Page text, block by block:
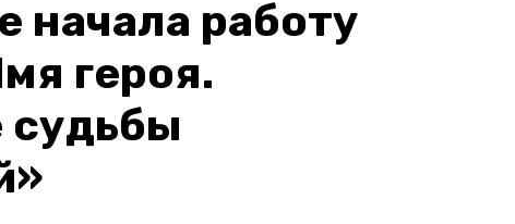
начала работу
героя.